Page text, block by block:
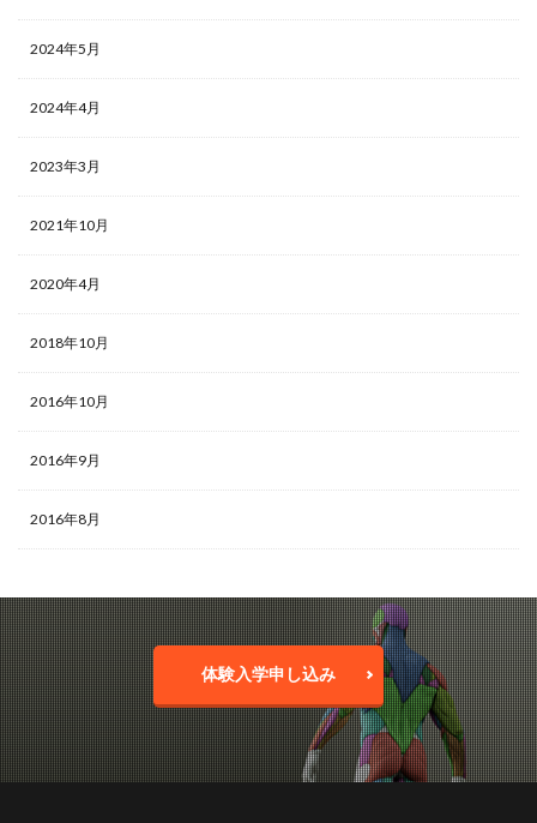
2024年5月
2024年4月
2023年3月
2021年10月
2020年4月
2018年10月
2016年10月
2016年9月
2016年8月
体験入学申し込み